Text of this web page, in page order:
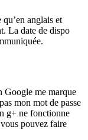
anglais et
La date de dispo
Google me marque
mon mot de passe
g+ ne fonctionne
pouvez faire